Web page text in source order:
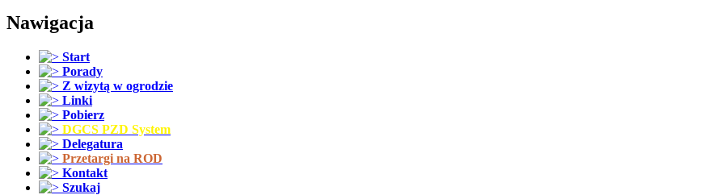
Nawigacja
Start
Porady
Z wizytą w ogrodzie
Linki
Pobierz
DGCS PZD System
Delegatura
Przetargi na ROD
Kontakt
Szukaj